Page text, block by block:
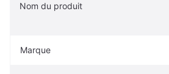
Nom du produit
Marque